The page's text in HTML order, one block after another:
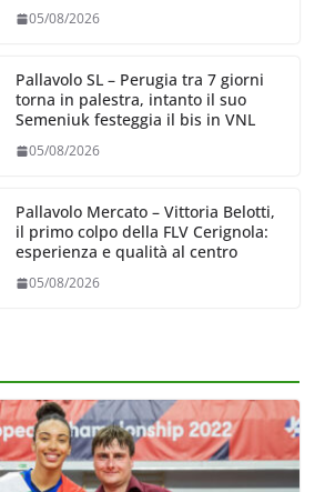
05/08/2026
Pallavolo SL – Perugia tra 7 giorni
torna in palestra, intanto il suo
Semeniuk festeggia il bis in VNL
05/08/2026
Pallavolo Mercato – Vittoria Belotti,
il primo colpo della FLV Cerignola:
esperienza e qualità al centro
05/08/2026